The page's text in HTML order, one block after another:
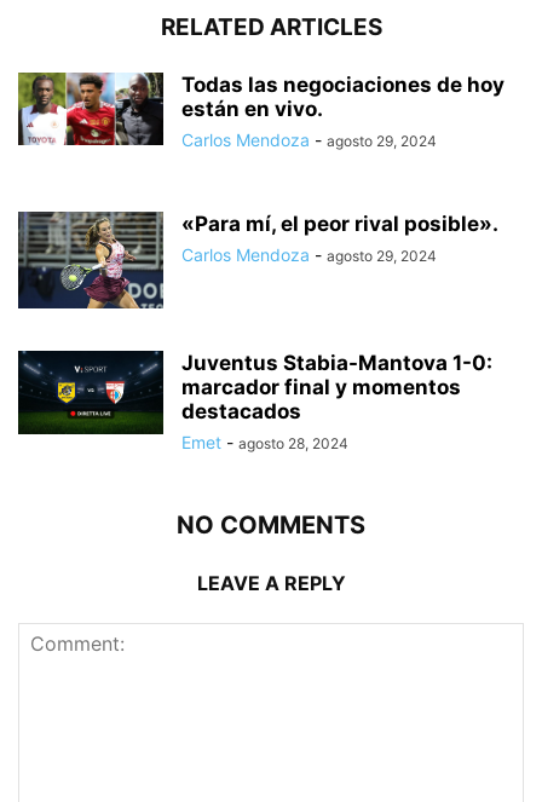
RELATED ARTICLES
Todas las negociaciones de hoy
están en vivo.
Carlos Mendoza - agosto 29, 2024
«Para mí, el peor rival posible».
Carlos Mendoza - agosto 29, 2024
Juventus Stabia-Mantova 1-0:
marcador final y momentos
destacados
Emet - agosto 28, 2024
NO COMMENTS
LEAVE A REPLY